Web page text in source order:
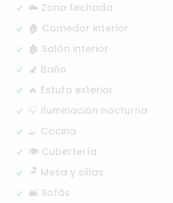
☁️ Zona techada
🏚️ Comedor interior
🏚️ Salón interior
🚽 Baño
🔥 Estufa exterior
💡 Iluminación nocturna
🍳 Cocina
🍽️ Cubertería
🪑 Mesa y sillas
🛋️ Sofás